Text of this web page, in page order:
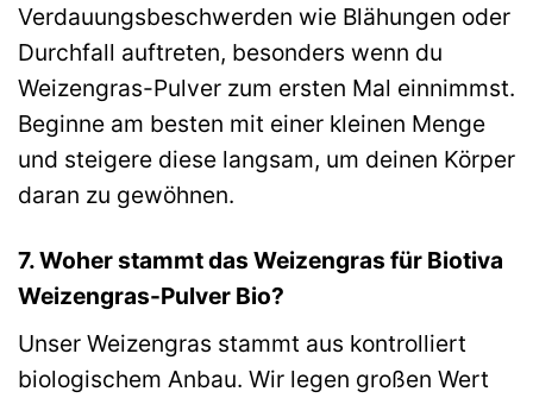
Verdauungsbeschwerden wie Blähungen oder
Durchfall auftreten, besonders wenn du
Weizengras-Pulver zum ersten Mal einnimmst.
Beginne am besten mit einer kleinen Menge
und steigere diese langsam, um deinen Körper
daran zu gewöhnen.
7. Woher stammt das Weizengras für Biotiva
Weizengras-Pulver Bio?
Unser Weizengras stammt aus kontrolliert
biologischem Anbau. Wir legen großen Wert